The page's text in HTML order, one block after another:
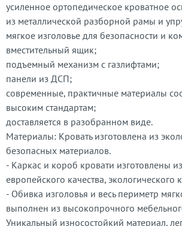
усиленное ортопедическое кроватное
из металлической разборной рамы и
мягкое изголовье для безопасности и
вместительный ящик;
подъемный механизм с газлифтами;
панели из ДСП;
современные, практичные материалы
высоким стандартам;
доставляется в разобранном виде.
Материалы: Кровать изготовлена из
безопасных материалов.
- Каркас и короб кровати изготовлены
европейского качества, экологического
- Обивка изголовья и весь периметр
выполнен из высокопрочного
Уникальный износостойкий материал,